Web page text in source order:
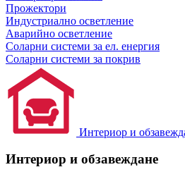
Прожектори
Индустриално осветление
Аварийно осветление
Соларни системи за ел. енергия
Соларни системи за покрив
Интериор и
Интериор и обзавеждане